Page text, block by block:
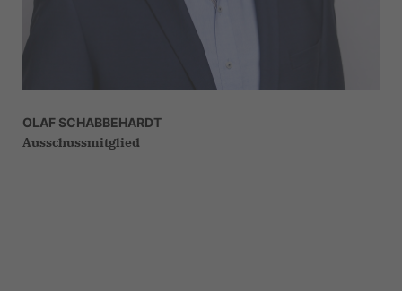
OLAF SCHABBEHARDT
Ausschussmitglied